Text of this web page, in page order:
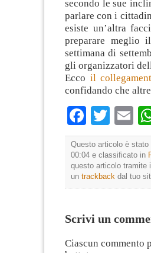
secondo le sue
parlare con i
esiste un’altra
preparare meglio
settimana di
gli organizzatori
Ecco il
confidando che
Questo articolo è
00:04 e classificato in
questo articolo tramite
un trackback dal tuo
Scrivi un
Ciascun commento